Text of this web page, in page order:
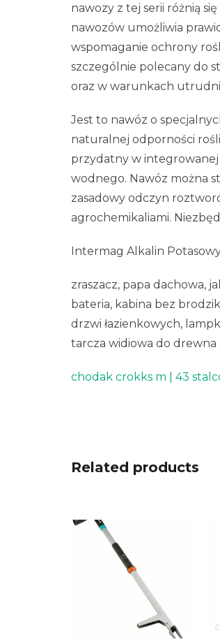
nawozy z tej serii różnią
nawozów umożliwia
wspomaganie ochrony
szczególnie polecany do
oraz w warunkach
Jest to nawóz o
naturalnej odporności
przydatny w integrowanej
wodnego. Nawóz można
zasadowy odczyn
agrochemikaliami.
Intermag Alkalin
zraszacz, papa dachowa,
bateria, kabina bez
drzwi łazienkowych,
tarcza widiowa do drewna
chodak crokks m | 43
Related products